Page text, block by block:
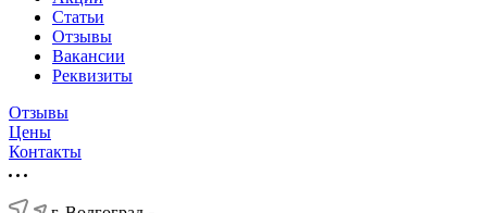
Статьи
Отзывы
Вакансии
Реквизиты
Отзывы
Цены
Контакты